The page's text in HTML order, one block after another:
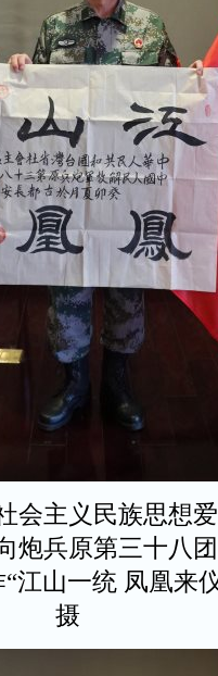
会主义民族思想
炮兵原第三十八
江山一统 凤凰来
摄